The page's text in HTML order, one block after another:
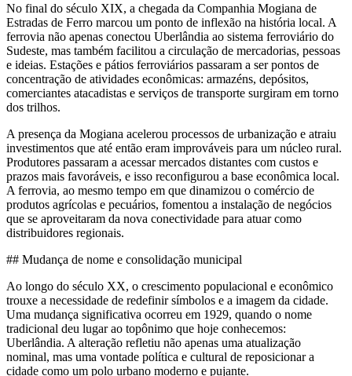
No final do século XIX, a chegada da Companhia Mogiana de
Estradas de Ferro marcou um ponto de inflexão na história local. A
ferrovia não apenas conectou Uberlândia ao sistema ferroviário do
Sudeste, mas também facilitou a circulação de mercadorias, pessoas
e ideias. Estações e pátios ferroviários passaram a ser pontos de
concentração de atividades econômicas: armazéns, depósitos,
comerciantes atacadistas e serviços de transporte surgiram em torno
dos trilhos.
A presença da Mogiana acelerou processos de urbanização e atraiu
investimentos que até então eram improváveis para um núcleo rural.
Produtores passaram a acessar mercados distantes com custos e
prazos mais favoráveis, e isso reconfigurou a base econômica local.
A ferrovia, ao mesmo tempo em que dinamizou o comércio de
produtos agrícolas e pecuários, fomentou a instalação de negócios
que se aproveitaram da nova conectividade para atuar como
distribuidores regionais.
## Mudança de nome e consolidação municipal
Ao longo do século XX, o crescimento populacional e econômico
trouxe a necessidade de redefinir símbolos e a imagem da cidade.
Uma mudança significativa ocorreu em 1929, quando o nome
tradicional deu lugar ao topônimo que hoje conhecemos:
Uberlândia. A alteração refletiu não apenas uma atualização
nominal, mas uma vontade política e cultural de reposicionar a
cidade como um polo urbano moderno e pujante.